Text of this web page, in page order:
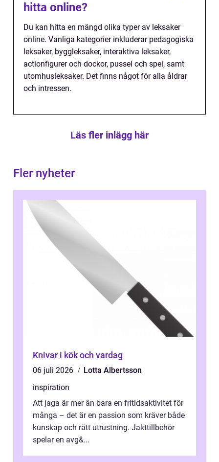
hitta online?
Du kan hitta en mängd olika typer av leksaker
online. Vanliga kategorier inkluderar pedagogiska
leksaker, byggleksaker, interaktiva leksaker,
actionfigurer och dockor, pussel och spel, samt
utomhusleksaker. Det finns något för alla åldrar
och intressen.
Läs fler inlägg här
Fler nyheter
Knivar i kök och vardag
06 juli 2026
Lotta Albertsson
inspiration
Att jaga är mer än bara en fritidsaktivitet för
många – det är en passion som kräver både
kunskap och rätt utrustning. Jakttillbehör
spelar en avg&...